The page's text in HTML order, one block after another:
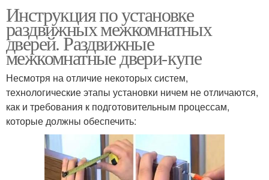
Инструкция по установке
раздвижных межкомнатных
дверей. Раздвижные
межкомнатные двери-купе
Несмотря на отличие некоторых систем,
технологические этапы установки ничем не отличаются,
как и требования к подготовительным процессам,
которые должны обеспечить: